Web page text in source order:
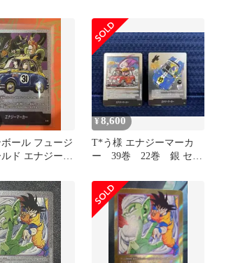
ボール フュージ
ルド エナジーマ
¥8,600
T*う様 エナジーマーカ
ー 39巻 22巻 銀 セッ